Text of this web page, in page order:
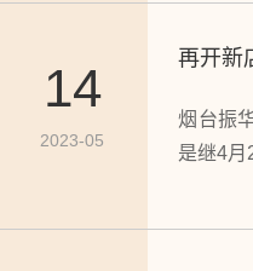
模式。
14
2023-05
再开新
烟台振
是继4月